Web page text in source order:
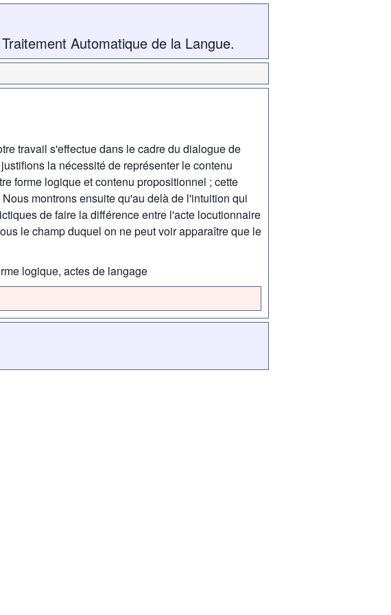
Automatique de la Langue.
travail s'effectue dans le cadre du dialogue de
la nécessité de représenter le contenu
forme logique et contenu propositionnel ; cette
montrons ensuite qu'au delà de l'intuition qui
de faire la différence entre l'acte locutionnaire
le champ duquel on ne peut voir apparaître que le
logique, actes de langage